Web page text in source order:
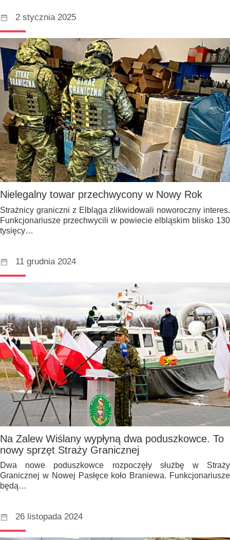
2 stycznia 2025
Nielegalny towar przechwycony w Nowy Rok
Strażnicy graniczni z Elbląga zlikwidowali noworoczny interes.
Funkcjonariusze przechwycili w powiecie elbląskim blisko 130
tysięcy…
11 grudnia 2024
Na Zalew Wiślany wypłyną dwa poduszkowce. To
nowy sprzęt Straży Granicznej
Dwa nowe poduszkowce rozpoczęły służbę w Straży
Granicznej w Nowej Pasłęce koło Braniewa. Funkcjonariusze
będą…
26 listopada 2024